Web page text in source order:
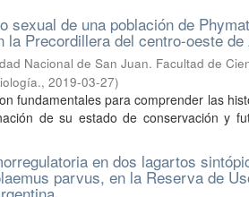
sexual de una población de
la Precordillera del centro-oeste de
Nacional de San Juan. Facultad de
,2019-03-27)
fundamentales para comprender las
de su estado de conservación y
en dos lagartos
parvus, en la Reserva de